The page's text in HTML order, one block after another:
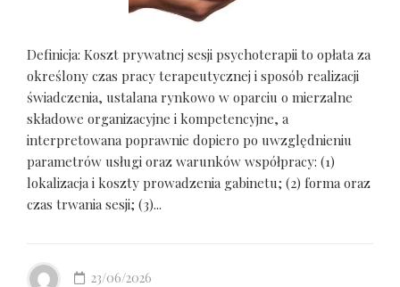
Definicja: Koszt prywatnej sesji psychoterapii to opłata za
określony czas pracy terapeutycznej i sposób realizacji
świadczenia, ustalana rynkowo w oparciu o mierzalne
składowe organizacyjne i kompetencyjne, a
interpretowana poprawnie dopiero po uwzględnieniu
parametrów usługi oraz warunków współpracy: (1)
lokalizacja i koszty prowadzenia gabinetu; (2) forma oraz
czas trwania sesji; (3)...
23/06/2026